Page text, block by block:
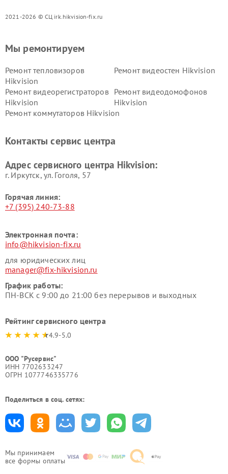
2021-2026 © СЦ irk.hikvision-fix.ru
Мы принимаем
все формы оплаты
Мы ремонтируем
Ремонт тепловизоров
Hikvision
Ремонт видеостен Hikvision
Ремонт видеорегистраторов
Hikvision
Ремонт видеодомофонов
Hikvision
Ремонт коммутаторов Hikvision
Контакты сервис центра
Адрес сервисного центра Hikvision:
г. Иркутск, ул. ​Гоголя, 57
Горячая линия:
+7 (395) 240-73-88
Электронная почта:
info@hikvision-fix.ru
для юридических лиц
manager@fix-hikvision.ru
График работы:
ПН-ВСК с 9:00 до 21:00 без перерывов и выходных
Рейтинг сервисного центра
4.9-5.0
ООО "Русервис"
ИНН 7702633247
ОГРН 1077746335776
Поделиться в соц. сетях: